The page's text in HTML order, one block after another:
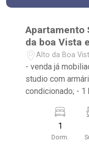
Apartamento
da boa Vista
Alto da Boa
- venda já
studio com
condicionado; - 1
Área de Serviço
cozinha
garagem
1
Dorm.